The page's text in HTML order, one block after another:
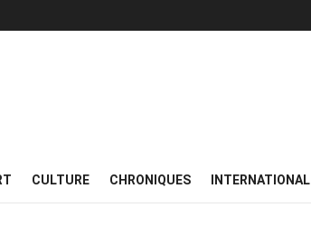
CULTURE CHRONIQUES INTERNATIONAL